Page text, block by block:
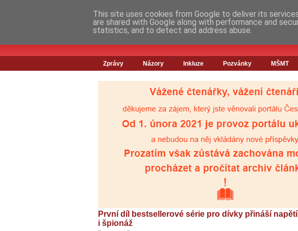
Zprávy Názory Inkluze Pozvánky MŠMT
První díl bestsellerové série pro dívky přináší
i špionáž
This site uses cookies from Google to deliver its
are shared with Google along with performance and
statistics, and to detect and address abuse.